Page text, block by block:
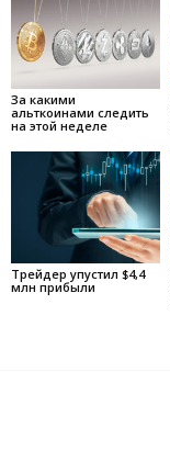
За какими
альткоинами следить
на этой неделе
Трейдер упустил $4,4
млн прибыли